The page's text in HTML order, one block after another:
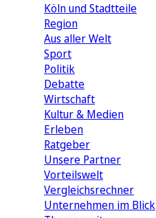
Köln und Stadtteile
Region
Aus aller Welt
Sport
Politik
Debatte
Wirtschaft
Kultur & Medien
Erleben
Ratgeber
Unsere Partner
Vorteilswelt
Vergleichsrechner
Unternehmen im Blick